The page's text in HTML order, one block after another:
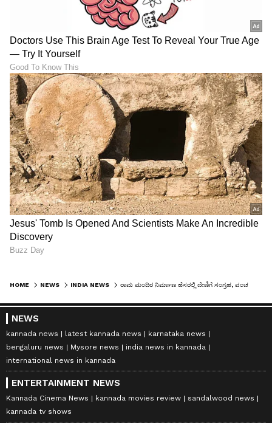
HOME NEWS INDIA NEWS
NEWS
kannada news latest kannada news
karnataka news
bengaluru news
Mysore news
india news in kannada
international news in kannada
ENTERTAINMENT NEWS
Kannada Cinema News kannada movies review
sandalwood news
kannada tv shows